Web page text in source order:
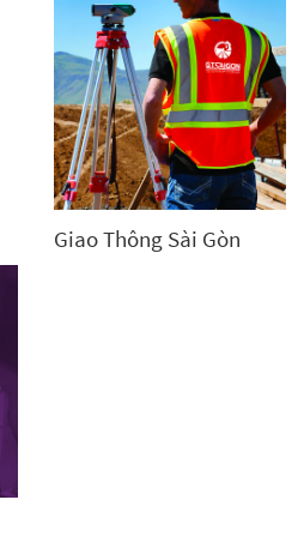
Giao Thông Sài Gòn